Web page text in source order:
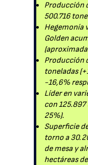
Producción
500.716
Hegemonía
Golden
Producción
toneladas
-16,6%
Líder en
con
25%).
Superficie
torno a
de mesa y
hectáreas